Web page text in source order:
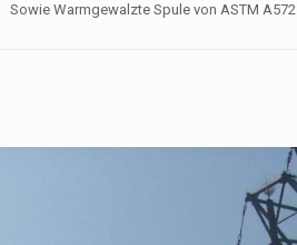
Sowie Warmgewalzte Spule von ASTM A572